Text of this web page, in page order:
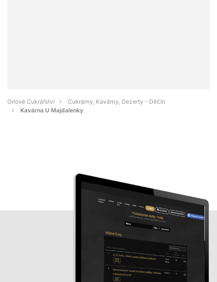
Orlové Cukrářství
Cukrárny, Kavárny, Dezerty - Děčín
Kavárna U Majdalenky